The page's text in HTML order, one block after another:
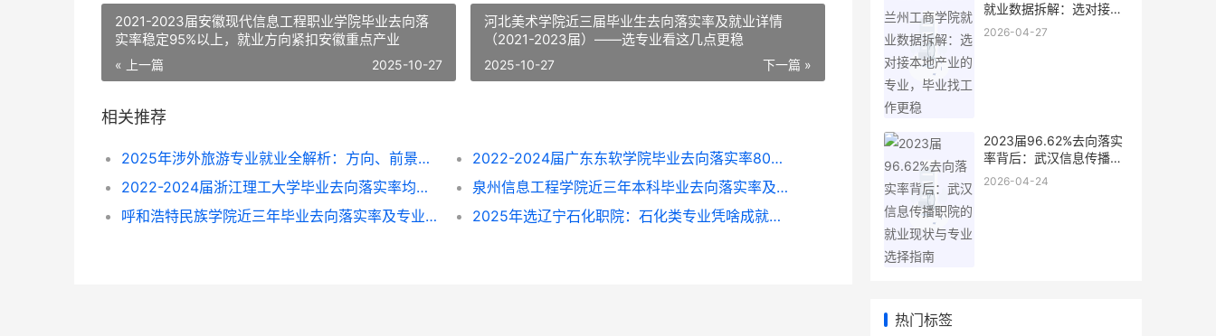
2021-2023届安徽现代信息工程职业学院毕业去向落
实率稳定95%以上，就业方向紧扣安徽重点产业
« 上一篇 2025-10-27
河北美术学院近三届毕业生去向落实率及就业详情
（2021-2023届）——选专业看这几点更稳
下一篇 »
2025-10-27
相关推荐
2025年涉外旅游专业就业全解析：方向、前景与选择指南
2022-2024届广东东软学院毕业去向落实率80%-87%，这些专业找工作更顺？
2022-2024届浙江理工大学毕业去向落实率均超96%，就业方向与专业选择指南
泉州信息工程学院近三年本科毕业去向落实率及专业就业前景解析（2022-2024）
呼和浩特民族学院近三年毕业去向落实率及专业就业情况解析（2022-2024）
2025年选辽宁石化职院：石化类专业凭啥成就业“香饽饽”？附专业挑拣指南
就业数据拆解：选对接本
地产业的专业，毕业找工
2026-04-27
2023届96.62%去向落实
率背后：武汉信息传播职
院的就业现状与专业选择
2026-04-24
热门标签